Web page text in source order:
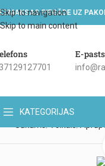
Skip to navigation
Skip to main content
PIEGĀDE UZ
E-pasts
KATEGORIJAS